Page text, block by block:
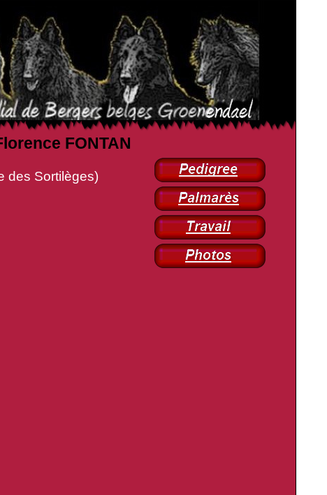
FONTAN
Sortilèges)